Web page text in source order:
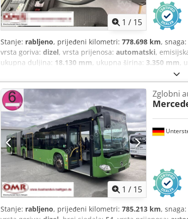
1 / 15
Stanje: rabljeno, prijeđeni kilometri: 778.698 km, snaga:
vrsta goriva: dizel, vrsta prijenosa: automatski,
ukupna duljina: 18.130 mm, ukupna širina: 3.350 mm,
ABS, klima uređaj, kontrola
1 / 15
Zglobni
Stanje: rabljeno, prijeđeni kilometri: 785.213 km, snaga: